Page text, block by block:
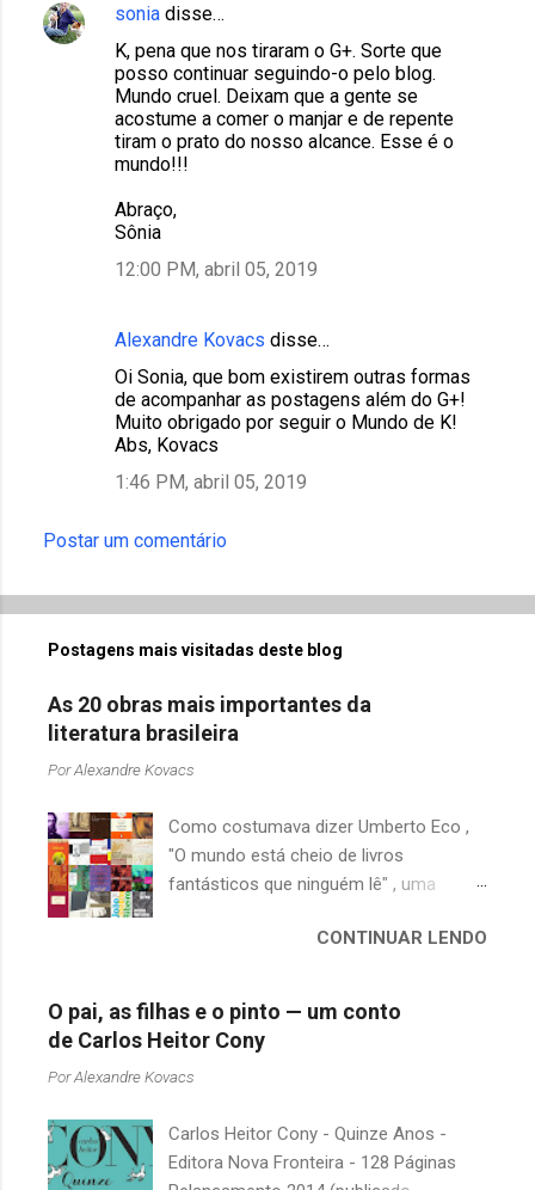
C
sonia disse…
K, pena que nos tiraram o G+. Sorte que
posso continuar seguindo-o pelo blog.
Mundo cruel. Deixam que a gente se
acostume a comer o manjar e de repente
tiram o prato do nosso alcance. Esse é o
mundo!!!
Abraço,
Sônia
12:00 PM, abril 05, 2019
Alexandre Kovacs disse…
Oi Sonia, que bom existirem outras formas
de acompanhar as postagens além do G+!
Muito obrigado por seguir o Mundo de K!
Abs, Kovacs
1:46 PM, abril 05, 2019
Postar um comentário
Postagens mais visitadas deste blog
As 20 obras mais importantes da
literatura brasileira
PorAlexandre Kovacs
Como costumava dizer Umberto Eco ,
"O mundo está cheio de livros
fantásticos que ninguém lê" , uma
quando falamos de clássicos da
escritores brasileiros, somos forçados
a uma avaliação burocrática na escola e
acabamos adquirindo uma certa
antipatia a determinado livro ou autor
justamente o contrário. É surpreendente
como uma segunda visita a essas
CONTINUAR LENDO
O pai, as filhas e o pinto — um conto
de Carlos Heitor Cony
PorAlexandre Kovacs
Carlos Heitor Cony - Quinze Anos -
Editora Nova Fronteira - 128 Páginas